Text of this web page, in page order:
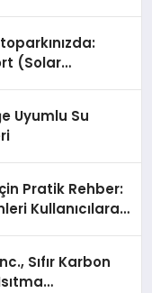
(Solar
Uyumlu Su
Pratik Rehber:
Kullanıcılara
Sıfır Karbon